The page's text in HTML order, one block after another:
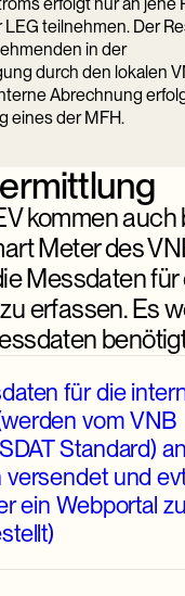
erfolgt nur an jene
LEG teilnehmen. Der
in der
durch den lokalen
Abrechnung
eines der MFH.
kommen auch
Meter des
Messdaten
erfassen. Es
für die
vom VNB
Standard)
und
ein Webportal